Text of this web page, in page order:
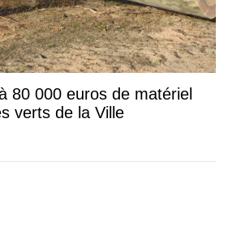
80 000 euros de matériel
verts de la Ville